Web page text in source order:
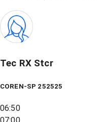
Tec RX Stcr
COREN-SP 252525
06:50